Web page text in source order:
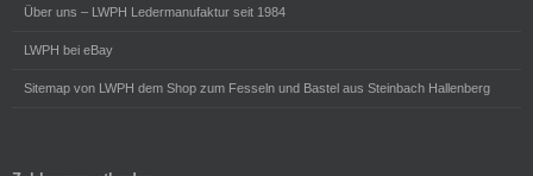
Über uns – LWPH Ledermanufaktur seit 1984
LWPH bei eBay
Sitemap von LWPH dem Shop zum Fesseln und Bastel aus Steinbach Hallenberg